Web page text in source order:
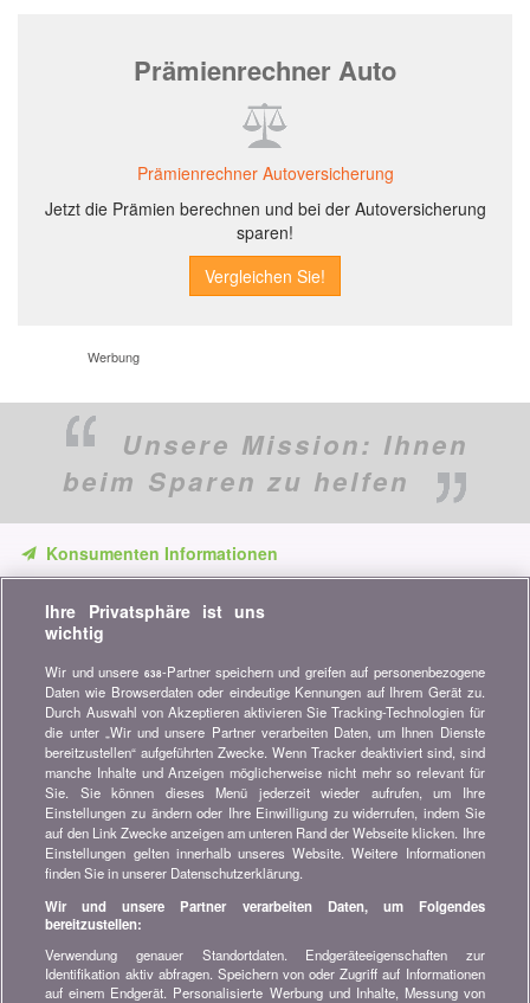
Prämienrechner Auto
Prämienrechner Autoversicherung
Jetzt die Prämien berechnen und bei der Autoversicherung
sparen!
Werbung
Unsere Mission: Ihnen
beim Sparen zu helfen
Konsumenten Informationen
unsere Vergleiche, Ratschläge und Tipps in den Bereichen
Versicherung, Finanzen, Konsumgüter und vieles mehr...
Newsletter bestellen
Treten Sie unserer Community bei
Bleiben Sie auf dem neuesten Stand, finden Sie alle Ratschläge
und Tipps zum Sparen auf:
Wissenswertes über bonus.ch
Wer ist bonus.ch? Wie funktionieren die Vergleiche?
Presseanfragen, Partnerschaften, Werbung...
Ihre Privatsphäre ist uns
wichtig
Wir und unsere 638-Partner speichern und greifen auf personenbezogene
Daten wie Browserdaten oder eindeutige Kennungen auf Ihrem Gerät zu.
Durch Auswahl von Akzeptieren aktivieren Sie Tracking-Technologien für
die unter „Wir und unsere Partner verarbeiten Daten, um Ihnen Dienste
bereitzustellen“ aufgeführten Zwecke. Wenn Tracker deaktiviert sind, sind
manche Inhalte und Anzeigen möglicherweise nicht mehr so relevant für
Sie. Sie können dieses Menü jederzeit wieder aufrufen, um Ihre
Einstellungen zu ändern oder Ihre Einwilligung zu widerrufen, indem Sie
auf den Link Zwecke anzeigen am unteren Rand der Webseite klicken. Ihre
Einstellungen gelten innerhalb unseres Website. Weitere Informationen
finden Sie in unserer Datenschutzerklärung.
Wir und unsere Partner verarbeiten Daten, um Folgendes
bereitzustellen:
Verwendung genauer Standortdaten. Endgeräteeigenschaften zur
Identifikation aktiv abfragen. Speichern von oder Zugriff auf Informationen
auf einem Endgerät. Personalisierte Werbung und Inhalte, Messung von